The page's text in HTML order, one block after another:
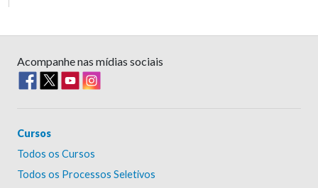
Acompanhe nas mídias sociais
Cursos
Todos os Cursos
Todos os Processos Seletivos